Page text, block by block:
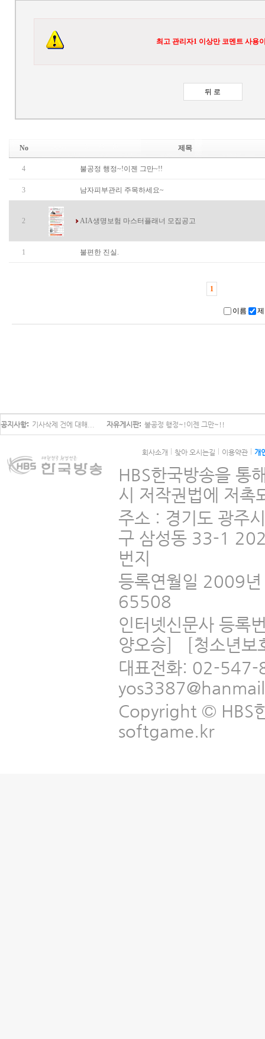
최고 관리자1 이상만 코멘트 사용
No 제목
4 불공정 행정~!이젠 그만~!!
3 남자피부관리 주목하세요~
2 AIA생명보험 마스터플래너 모집공고
1 불편한 진실.
1
이름
공지사항 기사삭제 건에 대해... 자유게시판 불공정 행정~!이젠 그만~!!
회사소개 찾아 오시는길 이용약관 개
HBS한국방송을 통
시 저작권법에 저촉
주소 : 경기도 광주
구 삼성동 33-1
번지
등록연월일 2009
65508
인터넷신문사 등
양오승] [청소년보
대표전화: 02-
Copyright © HBS
softgame.kr